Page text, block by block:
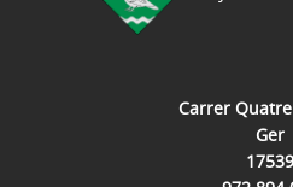
Carrer
Ger
17539